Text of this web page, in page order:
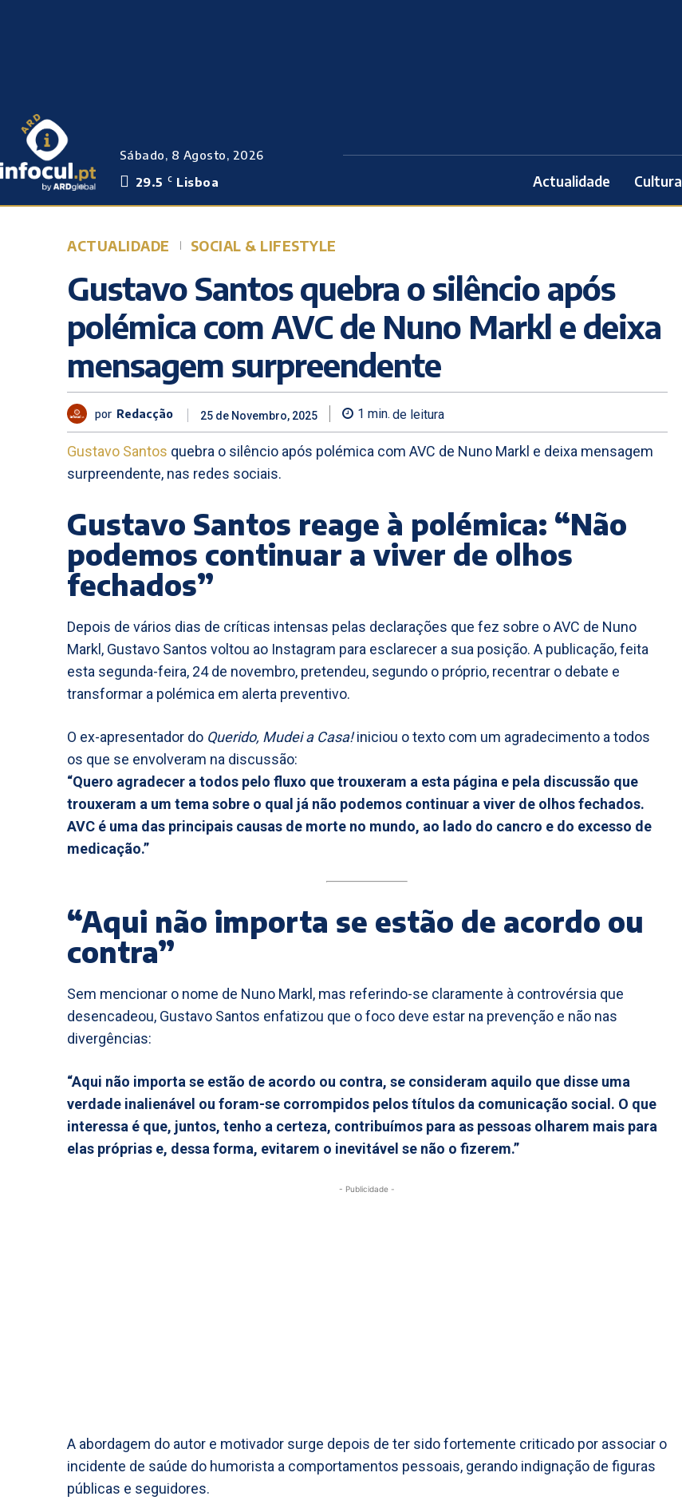
Sábado, 8 Agosto, 2026
29.5
C Lisboa Actualidade Cultura
ACTUALIDADE SOCIAL & LIFESTYLE
Gustavo Santos quebra o silêncio após
polémica com AVC de Nuno Markl e deixa
mensagem surpreendente
por Redacção 25 de Novembro, 2025 1 min. de leitura
Gustavo Santos quebra o silêncio após polémica com AVC de Nuno Markl e deixa mensagem
surpreendente, nas redes sociais.
Gustavo Santos reage à polémica: “Não
podemos continuar a viver de olhos
fechados”
Depois de vários dias de críticas intensas pelas declarações que fez sobre o AVC de Nuno
Markl, Gustavo Santos voltou ao Instagram para esclarecer a sua posição. A publicação, feita
esta segunda-feira, 24 de novembro, pretendeu, segundo o próprio, recentrar o debate e
transformar a polémica em alerta preventivo.
O ex-apresentador do Querido, Mudei a Casa!iniciou o texto com um agradecimento a todos
os que se envolveram na discussão:
“Quero agradecer a todos pelo fluxo que trouxeram a esta página e pela discussão que
trouxeram a um tema sobre o qual já não podemos continuar a viver de olhos fechados.
AVC é uma das principais causas de morte no mundo, ao lado do cancro e do excesso de
medicação.”
“Aqui não importa se estão de acordo ou
contra”
Sem mencionar o nome de Nuno Markl, mas referindo-se claramente à controvérsia que
desencadeou, Gustavo Santos enfatizou que o foco deve estar na prevenção e não nas
divergências:
“Aqui não importa se estão de acordo ou contra, se consideram aquilo que disse uma
verdade inalienável ou foram-se corrompidos pelos títulos da comunicação social. O que
interessa é que, juntos, tenho a certeza, contribuímos para as pessoas olharem mais para
elas próprias e, dessa forma, evitarem o inevitável se não o fizerem.”
- Publicidade -
A abordagem do autor e motivador surge depois de ter sido fortemente criticado por associar o
incidente de saúde do humorista a comportamentos pessoais, gerando indignação de figuras
públicas e seguidores.